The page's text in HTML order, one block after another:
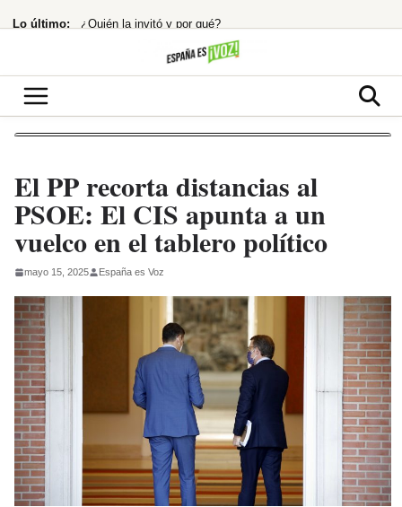
al Lo último: ¿Quién la invitó y por qué?
16.800 millones para chips que impulsan el futuro de Tesla y SpaceX
El PP recorta distancias al
PSOE: El CIS apunta a un
vuelco en el tablero político
mayo 15, 2025 España es Voz